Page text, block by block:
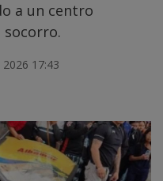
a un centro
socorro.
17:43